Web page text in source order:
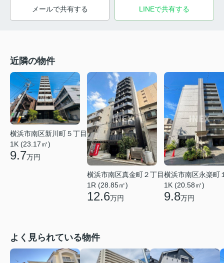
メールで共有する LINEで共有する
近隣の物件
横浜市南区新川町５丁目
1K (23.17㎡)
9.7万円
横浜市南区真金町２丁目
1R (28.85㎡)
12.6万円
横浜市南区永楽町
1K (20.58㎡)
9.8万円
よく見られている物件